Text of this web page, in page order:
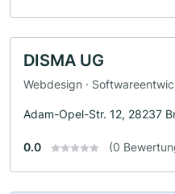
DISMA UG
Webdesign ·
Adam-Opel-Str. 12, 28237
0.0 (0